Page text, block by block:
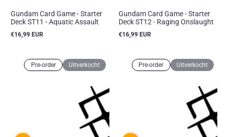
Gundam Card Game - Starter
Deck ST11 - Aquatic Assault
Reguliere
€16,99 EUR
Gundam Card Game - Starter
Deck ST12 - Raging Onslaught
Reguliere
€16,99 EUR
Pre-order Uitverkocht Pre-order Uitverkocht